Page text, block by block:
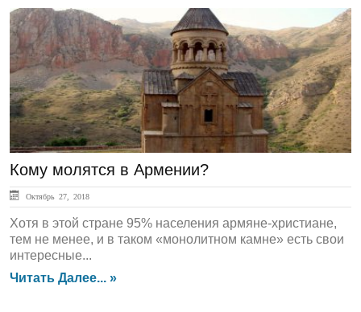
ЛЕНТА НОВОСТЕЙ
Кому молятся в Армении?
Октябрь 27, 2018
Хотя в этой стране 95% населения армяне-христиане,
тем не менее, и в таком «монолитном камне» есть свои
интересные...
Читать Далее... »